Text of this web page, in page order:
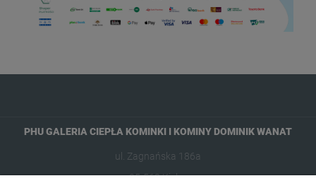
PHU GALERIA CIEPŁA KOMINKI I KOMINY DOMINIK WANAT
ul. Zagnańska 186a
25-563 Kielce